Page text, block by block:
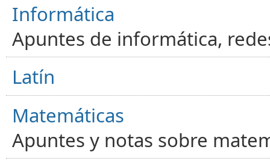
Informática
Apuntes de informática,
Latín
Matemáticas
Apuntes y notas sobre